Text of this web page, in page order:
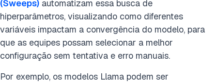
(Sweeps) automatizam essa busca de
hiperparâmetros, visualizando como diferentes
variáveis impactam a convergência do modelo, para
que as equipes possam selecionar a melhor
configuração sem tentativa e erro manuais.
Por exemplo, os modelos Llama podem ser